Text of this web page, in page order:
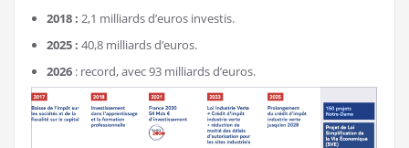
2018 : 2,1 milliards d’euros investis.
2025 : 40,8 milliards d’euros.
2026 : record, avec 93 milliards d’euros.